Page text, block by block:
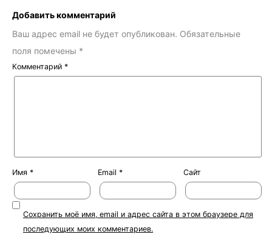
Добавить комментарий
Ваш адрес email не будет опубликован. Обязательные
поля помечены *
Комментарий *
Имя * Email * Сайт
Сохранить моё имя, email и адрес сайта в этом браузере для
последующих моих комментариев.